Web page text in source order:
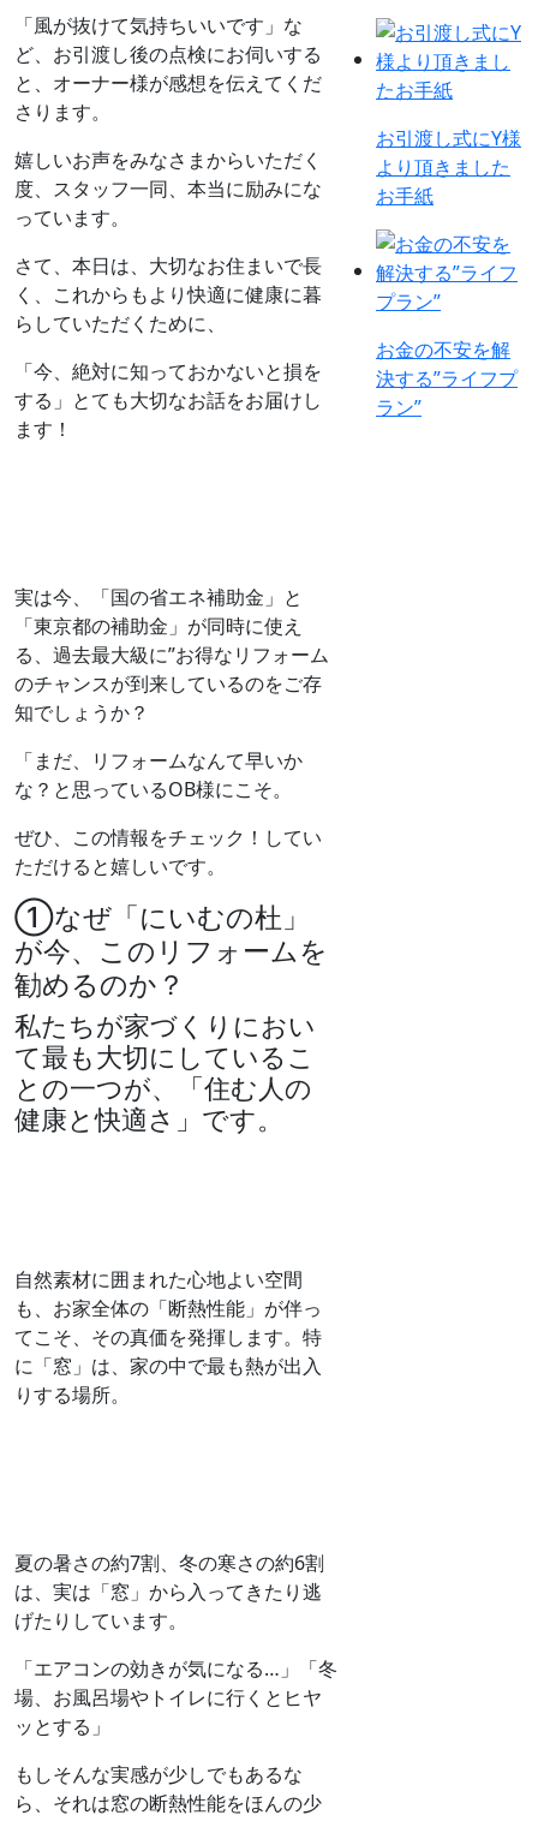
「風が抜けて気持ちいいです」な
ど、お引渡し後の点検にお伺いする
と、オーナー様が感想を伝えてくだ
さります。
嬉しいお声をみなさまからいただく
度、スタッフ一同、本当に励みにな
っています。
さて、本日は、大切なお住まいで長
く、これからもより快適に健康に暮
らしていただくために、
「今、絶対に知っておかないと損を
する」とても大切なお話をお届けし
ます！
実は今、「国の省エネ補助金」と
「東京都の補助金」が同時に使え
る、過去最大級に”お得なリフォーム
のチャンスが到来しているのをご存
知でしょうか？
「まだ、リフォームなんて早いか
な？と思っているOB様にこそ。
ぜひ、この情報をチェック！してい
ただけると嬉しいです。
①なぜ「にいむの杜」
が今、このリフォームを
勧めるのか？
私たちが家づくりにおい
て最も大切にしているこ
との一つが、「住む人の
健康と快適さ」です。
自然素材に囲まれた心地よい空間
も、お家全体の「断熱性能」が伴っ
てこそ、その真価を発揮します。特
に「窓」は、家の中で最も熱が出入
りする場所。
夏の暑さの約7割、冬の寒さの約6割
は、実は「窓」から入ってきたり逃
げたりしています。
「エアコンの効きが気になる…」「冬
場、お風呂場やトイレに行くとヒヤ
ッとする」
もしそんな実感が少しでもあるな
ら、それは窓の断熱性能をほんの少
お引渡し式にY様
より頂きました
お手紙
お金の不安を解
決する”ライフプ
ラン”